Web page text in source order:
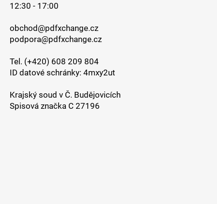
12:30 - 17:00
obchod@pdfxchange.cz
podpora@pdfxchange.cz
Tel. (+420) 608 209 804
ID datové schránky: 4mxy2ut
Krajský soud v Č. Budějovicích
Spisová značka C 27196